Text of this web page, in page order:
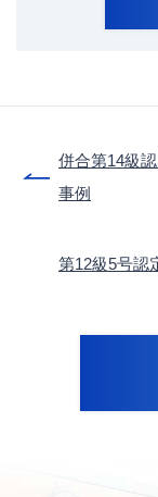
併合第14級
事例
第12級5号認